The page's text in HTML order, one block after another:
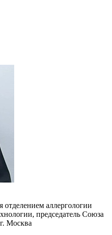
аллергологии
председатель Союза
Москва